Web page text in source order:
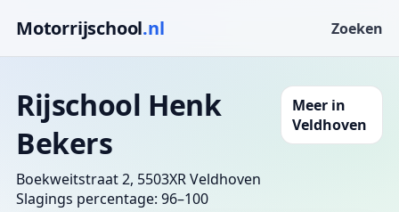
Motorrijschool.nl Zoeken
Rijschool Henk
Bekers
Boekweitstraat 2, 5503XR Veldhoven
Slagings percentage: 96–100
Meer in
Veldhoven